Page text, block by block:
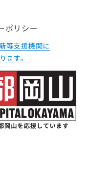
ポリシー
等支援機関に
ます。